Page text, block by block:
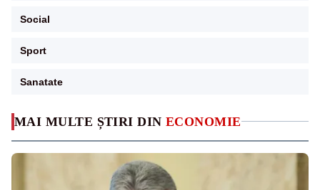
MAI MULTE ȘTIRI DIN ECONOMIE
Social
Sport
Sanatate